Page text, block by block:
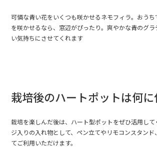
可憐な青い花をいくつも咲かせるネモフィラ。おう
を咲かせるなら、窓辺がぴったり。爽やかな青のグ
い気持ちにさせてくれます
栽培後のハートポットは何に
栽培を楽しんだ後は、ハート型ポットをぜひ活用し
ジ入りの入れ物として、ペン立てやリモコンスタンド
てご利用いただけます。